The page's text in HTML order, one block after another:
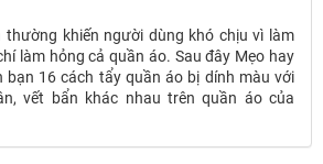
thường khiến người dùng khó chịu vì làm
làm hỏng cả quần áo. Sau đây Mẹo hay
bạn 16 cách tẩy quần áo bị dính màu với
vết bẩn khác nhau trên quần áo của